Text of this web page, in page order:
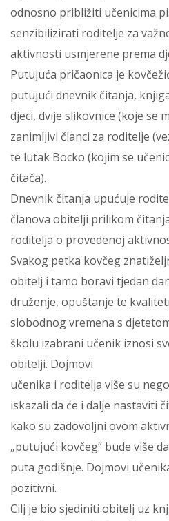
odnosno približiti učenicima
senzibilizirati roditelje za
aktivnosti usmjerene prema
Putujuća pričaonica je
putujući dnevnik čitanja,
djeci, dvije slikovnice (koje se
zanimljivi članci za roditelje
te lutak Bocko (kojim se
čitača).
Dnevnik čitanja upućuje
članova obitelji prilikom
roditelja o provedenoj
Svakog petka kovčeg
obitelj i tamo boravi tjedan
druženje, opuštanje te
slobodnog vremena s
školu izabrani učenik iznosi
obitelji. Dojmovi
učenika i roditelja više su
iskazali da će i dalje nastaviti
kako su zadovoljni ovom
„putujući kovčeg“ bude više
puta godišnje. Dojmovi
pozitivni.
Cilj je bio sjediniti obitelj uz